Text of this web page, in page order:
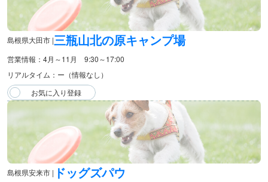
島根県大田市 |三瓶山北の原キャンプ場
営業情報：4月～11月 9:30～17:00
リアルタイム：ー（情報なし）
島根県安来市 | ドッグズパウ